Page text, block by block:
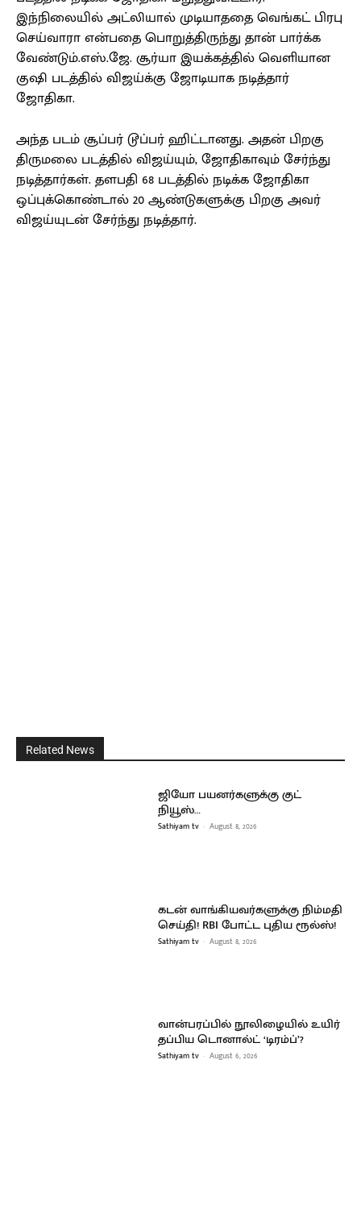
இந்நிலையில் அட்லியால் முடியாததை வெங்கட் பிரபு
செய்வாரா என்பதை பொறுத்திருந்து தான் பார்க்க
வேண்டும்.எஸ்.ஜே. சூர்யா இயக்கத்தில் வெளியான
குஷி படத்தில் விஜய்க்கு ஜோடியாக நடித்தார்
ஜோதிகா.
அந்த படம் சூப்பர் டூப்பர் ஹிட்டானது. அதன் பிறகு
திருமலை படத்தில் விஜய்யும், ஜோதிகாவும் சேர்ந்து
நடித்தார்கள். தளபதி 68 படத்தில் நடிக்க ஜோதிகா
ஒப்புக்கொண்டால் 20 ஆண்டுகளுக்கு பிறகு அவர்
விஜய்யுடன் சேர்ந்து நடித்தார்.
Related News
ஜியோ பயனர்களுக்கு குட்
நியூஸ்…
Sathiyam tv - August 8, 2026
கடன் வாங்கியவர்களுக்கு நிம்மதி
செய்தி! RBI போட்ட புதிய ரூல்ஸ்!
Sathiyam tv - August 8, 2026
வான்பரப்பில் நூலிழையில் உயிர்
தப்பிய டொனால்ட் ‘டிரம்ப்’?
Sathiyam tv - August 6, 2026